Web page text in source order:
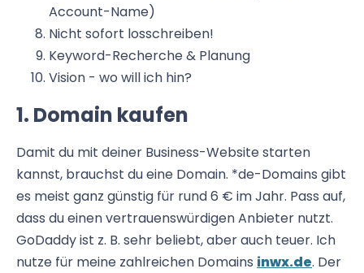
Account-Name)
Nicht sofort losschreiben!
Keyword-Recherche & Planung
Vision - wo will ich hin?
1. Domain kaufen
Damit du mit deiner Business-Website starten
kannst, brauchst du eine Domain. *de-Domains gibt
es meist ganz günstig für rund 6 € im Jahr. Pass auf,
dass du einen vertrauenswürdigen Anbieter nutzt.
GoDaddy ist z. B. sehr beliebt, aber auch teuer. Ich
nutze für meine zahlreichen Domains inwx.de. Der